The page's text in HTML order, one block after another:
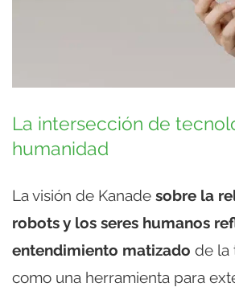
La intersección de
humanidad
La visión de Kanade sobre la
robots y los seres humanos
entendimiento matizado de la
como una herramienta para